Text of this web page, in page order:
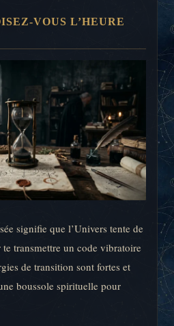
VOUS L’HEURE
signifie que l’Univers tente de
transmettre un code vibratoire
de transition sont fortes et
boussole spirituelle pour